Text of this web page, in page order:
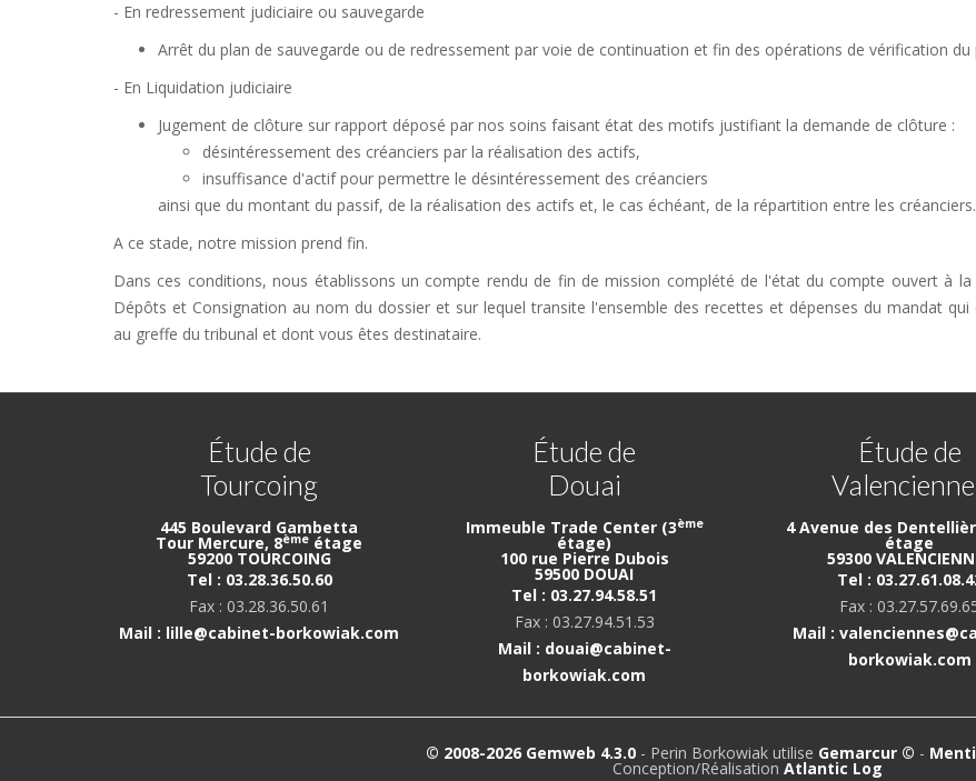
- En redressement judiciaire ou sauvegarde
Arrêt du plan de sauvegarde ou de redressement par voie de continuation et fin des opérations de vérification du
- En Liquidation judiciaire
Jugement de clôture sur rapport déposé par nos soins faisant état des motifs justifiant la demande de clôture :
désintéressement des créanciers par la réalisation des actifs,
insuffisance d'actif pour permettre le désintéressement des créanciers
ainsi que du montant du passif, de la réalisation des actifs et, le cas échéant, de la répartition entre les créanciers.
A ce stade, notre mission prend fin.
Dans ces conditions, nous établissons un compte rendu de fin de mission complété de l'état du compte ouvert à la
Dépôts et Consignation au nom du dossier et sur lequel transite l'ensemble des recettes et dépenses du mandat qui
au greffe du tribunal et dont vous êtes destinataire.
Étude de
Tourcoing
445 Boulevard Gambetta
Tour Mercure, 8ème étage
59200 TOURCOING
Tel : 03.28.36.50.60
Fax : 03.28.36.50.61
Mail : lille@cabinet-borkowiak.com
Étude de
Douai
Immeuble Trade Center (3ème
étage)
100 rue Pierre Dubois
59500 DOUAI
Tel : 03.27.94.58.51
Fax : 03.27.94.51.53
Mail : douai@cabinet-
borkowiak.com
Étude de
4 Avenue des
étage
59300
Tel :
Fax :
Mail :
borkowiak.com
© 2008-2026 Gemweb 4.3.0 - Perin Borkowiak utilise Gemarcur © -
Conception/Réalisation Atlantic Log